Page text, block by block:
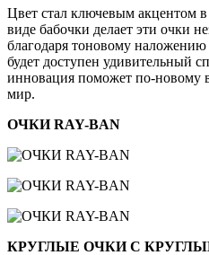
Цвет стал ключевым акцентом
виде бабочки делает эти очки
благодаря тоновому
будет доступен удивительный
инновация поможет по-новому
мир.
ОЧКИ RAY-BAN
КРУГЛЫЕ ОЧКИ С